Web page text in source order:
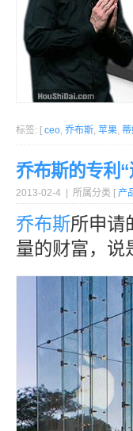
标签: [ ceo, 乔布斯, 苹果,
乔布斯的专利“
2013-02-4 | 所属分类 [ 产
乔布斯所申请
量的财富，说